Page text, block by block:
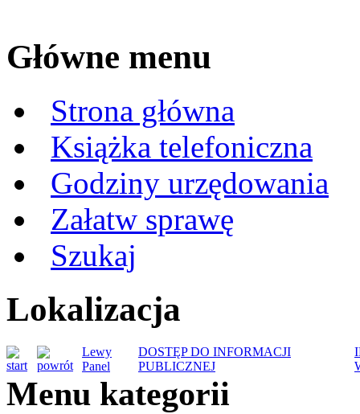
Główne menu
Strona główna
Książka telefoniczna
Godziny urzędowania
Załatw sprawę
Szukaj
Lokalizacja
Lewy
Panel
DOSTĘP DO INFORMACJI
PUBLICZNEJ
Menu kategorii